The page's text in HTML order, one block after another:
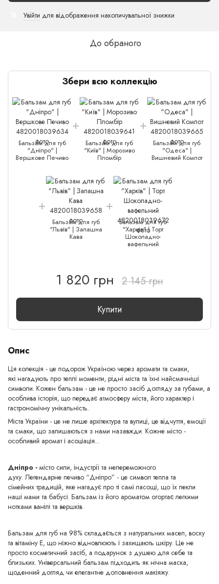
Увійти для відображення накопичувальної знижки
До обраного
Збери всю коллекцію
Бальзам для губ
"Дніпро" |
Вершкове Печиво
Бальзам для губ
"Київ" | Морозиво
Пломбір
Бальзам для губ
"Одеса" |
Вишневий Компот
Бальзам для губ
"Львів" | Запашна
Кава
Бальзам для губ
"Харків" | Торт
Шоколадно-
вафельний
1 820 грн 2 145 грн
Купити
Опис
Ця колекція - це подорож Україною через аромати та смаки,
які нагадують про теплі моменти, рідні міста та їхні найсмачніші
символи. Кожен бальзам - це не просто засіб догляду за губами, а
особлива історія, що передає атмосферу міста, його характер і
гастрономічну унікальність.
Міста України - це не лише архітектура та вулиці, це відчуття, емоції
та смаки, що залишаються з нами назавжди. Кожне місто -
особливий аромат і асоціація...
Дніпро - місто сили, індустрії та непереможного
духу. Легендарне печиво “Дніпро” - це символ тепла та
сімейних традицій, яке нагадує про ті самі ласощі, що їх пекли
наші мами та бабусі. Бальзам із його ароматом огортає легкими
нотками ванілі та вершків.
Бальзам для губ на 98% складається з натуральних масел, воску
та вітаміну Е, що ніжно відновлюють і захищають шкіру. Це не
просто косметичний засіб, а подарунок з душею для себе та
близьких. Універсальний бальзам підходить як нічна маска,
щоденний догляд чи елегантне доповнення макіяжу.